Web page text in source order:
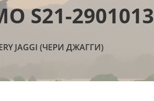
S21-2901013
JAGGI (ЧЕРИ ДЖАГГИ)